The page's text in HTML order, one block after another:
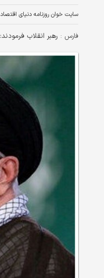
سایت خوان روزنامه دنیای اقتصاد
فارس : رهبر انقلاب